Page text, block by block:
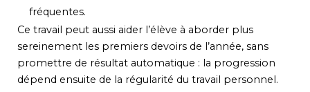
fréquentes.
Ce travail peut aussi aider l’élève à aborder plus
sereinement les premiers devoirs de l’année, sans
promettre de résultat automatique : la progression
dépend ensuite de la régularité du travail personnel.